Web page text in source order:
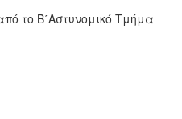
το Β΄Αστυνομικό Τμήμα